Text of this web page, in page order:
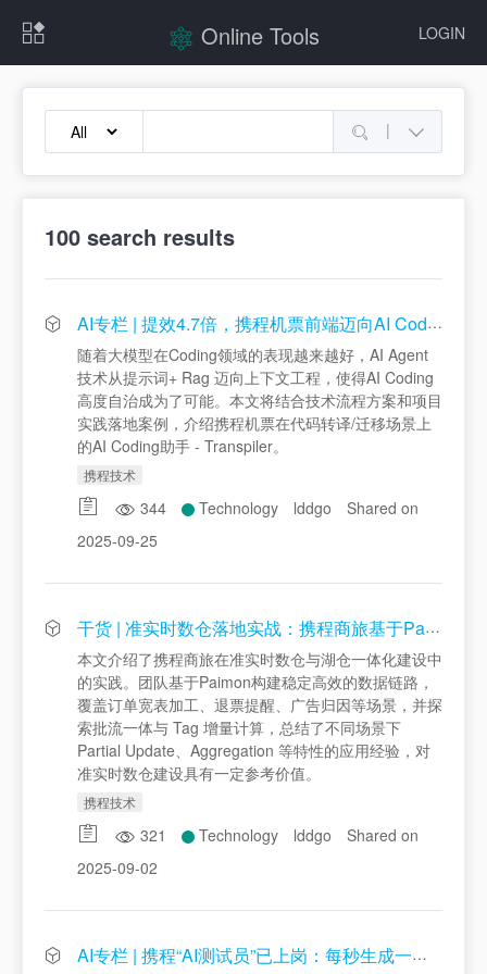
LOGIN
Online Tools
|
100 search results
AI专栏 | 提效4.7倍，携程机票前端迈向AI Coding自治
随着大模型在Coding领域的表现越来越好，AI Agent
技术从提示词+ Rag 迈向上下文工程，使得AI Coding
高度自治成为了可能。本文将结合技术流程方案和项目
实践落地案例，介绍携程机票在代码转译/迁移场景上
的AI Coding助手 - Transpiler。
携程技术
344 Technology lddgo
Shared on
2025-09-25
干货 | 准实时数仓落地实战：携程商旅基于Paimon的湖仓一体架构设计与批流融合实践
本文介绍了携程商旅在准实时数仓与湖仓一体化建设中
的实践。团队基于Paimon构建稳定高效的数据链路，
覆盖订单宽表加工、退票提醒、广告归因等场景，并探
索批流一体与 Tag 增量计算，总结了不同场景下
Partial Update、Aggregation 等特性的应用经验，对
准实时数仓建设具有一定参考价值。
携程技术
321 Technology lddgo
Shared on
2025-09-02
AI专栏 | 携程“AI测试员”已上岗：每秒生成一个高质量测试用例